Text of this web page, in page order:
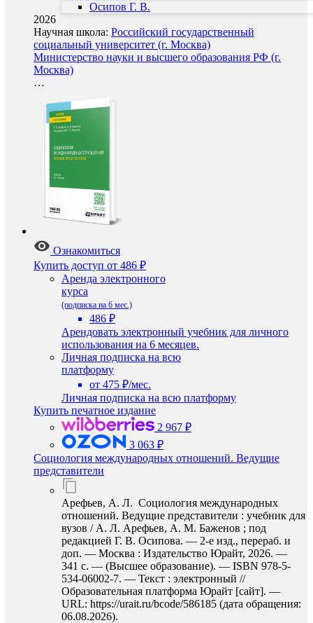
Осипов Г. В.
2026
Научная школа: Российский государственный
социальный университет (г. Москва)
Министерство науки и высшего образования РФ (г.
Москва)
…
Ознакомиться
Купить доступ от 486 ₽
Аренда электронного
курса
(подписка на 6 мес.)
486 ₽
Арендовать электронный учебник для личного
использования на 6 месяцев.
Личная подписка на всю
платформу
от 475 ₽/мес.
Личная подписка на всю платформу
Купить печатное издание
2 967 ₽
3 063 ₽
Социология международных отношений. Ведущие
представители
Арефьев, А. Л. Социология международных
отношений. Ведущие представители : учебник для
вузов / А. Л. Арефьев, А. М. Баженов ; под
редакцией Г. В. Осипова. — 2-е изд., перераб. и
доп. — Москва : Издательство Юрайт, 2026. —
341 с. — (Высшее образование). — ISBN 978-5-
534-06002-7. — Текст : электронный //
Образовательная платформа Юрайт [сайт]. —
URL: https://urait.ru/bcode/586185 (дата обращения:
06.08.2026).